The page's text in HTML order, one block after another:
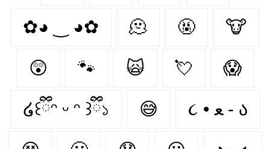
✿◕ ‿ ◕✿ 🫠 🤬 🐮
😲 🐾 🙀 💘 😱
໒꒰ྀིᵔ ᵕ ᵔ ꒱ྀི১ 😅 ૮ • ﻌ - ა⁩